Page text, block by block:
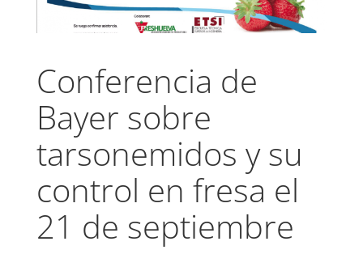
Conferencia de
Bayer sobre
tarsonemidos y su
control en fresa el
21 de septiembre